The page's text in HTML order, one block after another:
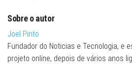
Sobre o autor
Joel Pinto
Fundador do Noticias e Tecnologia, e
projeto online, depois de vários anos